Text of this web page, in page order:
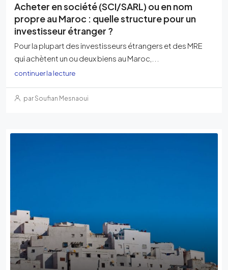
Acheter en société (SCI/SARL) ou en nom
propre au Maroc : quelle structure pour un
investisseur étranger ?
Pour la plupart des investisseurs étrangers et des MRE
qui achètent un ou deux biens au Maroc,...
continuer la lecture
par Soufian Mesnaoui